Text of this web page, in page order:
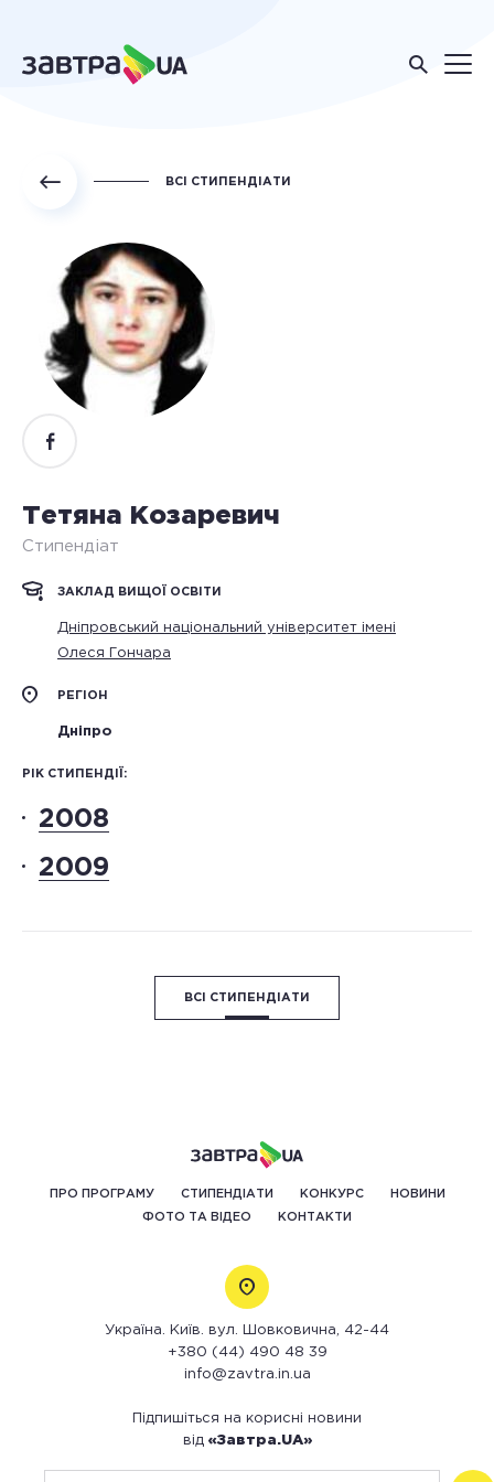
ВСІ СТИПЕНДІАТИ
Тетяна Козаревич
Стипендіат
ЗАКЛАД ВИЩОЇ ОСВІТИ
Дніпровський національний університет імені
Олеся Гончара
РЕГІОН
Дніпро
РІК СТИПЕНДІЇ:
2008
2009
ВСІ СТИПЕНДІАТИ
ПРО ПРОГРАМУ СТИПЕНДІАТИ КОНКУРС НОВИНИ
ФОТО ТА ВІДЕО КОНТАКТИ
Україна. Київ. вул. Шовковична, 42-44
+380 (44) 490 48 39
info@zavtra.in.ua
Підпишіться на корисні новини
від «Завтра.UA»